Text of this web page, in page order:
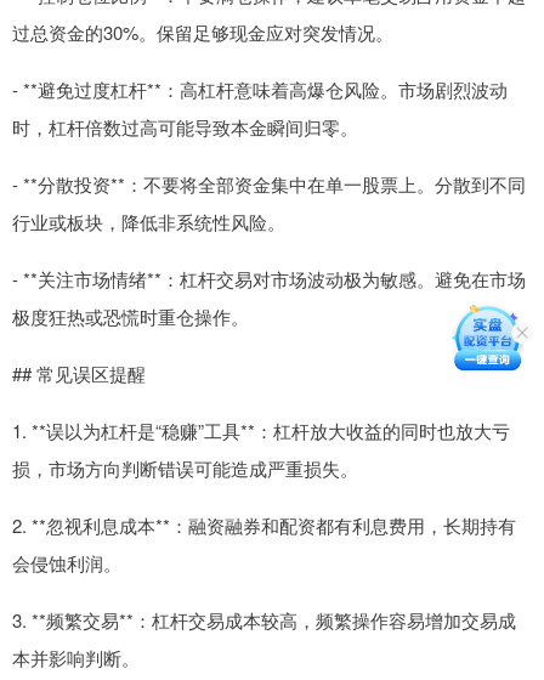
过总资金的30%。保留足够现金应对突发情况。
- **避免过度杠杆**：高杠杆意味着高爆仓风险。市场剧烈波动
时，杠杆倍数过高可能导致本金瞬间归零。
- **分散投资**：不要将全部资金集中在单一股票上。分散到不同
行业或板块，降低非系统性风险。
- **关注市场情绪**：杠杆交易对市场波动极为敏感。避免在市场
极度狂热或恐慌时重仓操作。
## 常见误区提醒
1. **误以为杠杆是“稳赚”工具**：杠杆放大收益的同时也放大亏
损，市场方向判断错误可能造成严重损失。
2. **忽视利息成本**：融资融券和配资都有利息费用，长期持有
会侵蚀利润。
3. **频繁交易**：杠杆交易成本较高，频繁操作容易增加交易成
本并影响判断。